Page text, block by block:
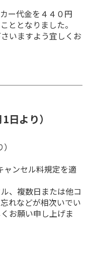
ー代金を４４０円
ととなりました。
いますよう宜しくお
日より）
ャンセル料規定を適
、複数日または他コ
れなどが相次いでい
お願い申し上げま